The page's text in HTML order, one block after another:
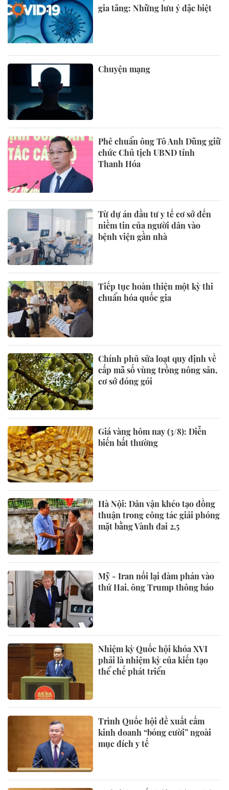
gia tăng: Những lưu ý đặc biệt
Chuyện mạng
Phê chuẩn ông Tô Anh Dũng giữ
chức Chủ tịch UBND tỉnh
Thanh Hóa
Từ dự án đầu tư y tế cơ sở đến
niềm tin của người dân vào
bệnh viện gần nhà
Tiếp tục hoàn thiện một kỳ thi
chuẩn hóa quốc gia
Chính phủ sửa loạt quy định về
cấp mã số vùng trồng nông sản,
cơ sở đóng gói
Giá vàng hôm nay (3/8): Diễn
biến bất thường
Hà Nội: Dân vận khéo tạo đồng
thuận trong công tác giải phóng
mặt bằng Vành đai 2,5
Mỹ - Iran nối lại đàm phán vào
thứ Hai, ông Trump thông báo
Nhiệm kỳ Quốc hội khóa XVI
phải là nhiệm kỳ của kiến tạo
thể chế phát triển
Trình Quốc hội đề xuất cấm
kinh doanh “bóng cười” ngoài
mục đích y tế